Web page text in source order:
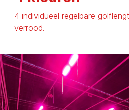
4 individueel regelbare
verrood.